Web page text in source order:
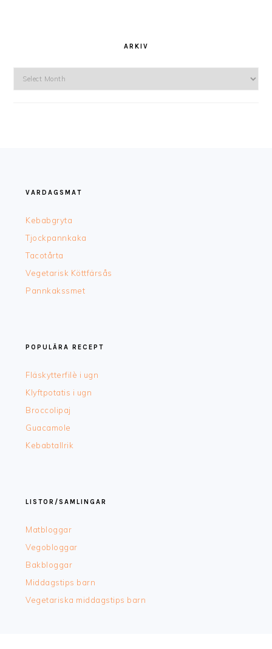
ARKIV
VARDAGSMAT
Kebabgryta
Tjockpannkaka
Tacotårta
Vegetarisk Köttfärsås
Pannkakssmet
POPULÄRA RECEPT
Fläskytterfilè i ugn
Klyftpotatis i ugn
Broccolipaj
Guacamole
Kebabtallrik
LISTOR/SAMLINGAR
Matbloggar
Vegobloggar
Bakbloggar
Middagstips barn
Vegetariska middagstips barn